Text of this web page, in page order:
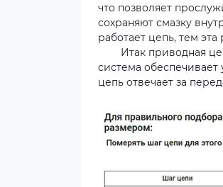
что позволяет
сохраняют смазку
работает цепь, тем
Итак приводная
система
цепь отвечает за